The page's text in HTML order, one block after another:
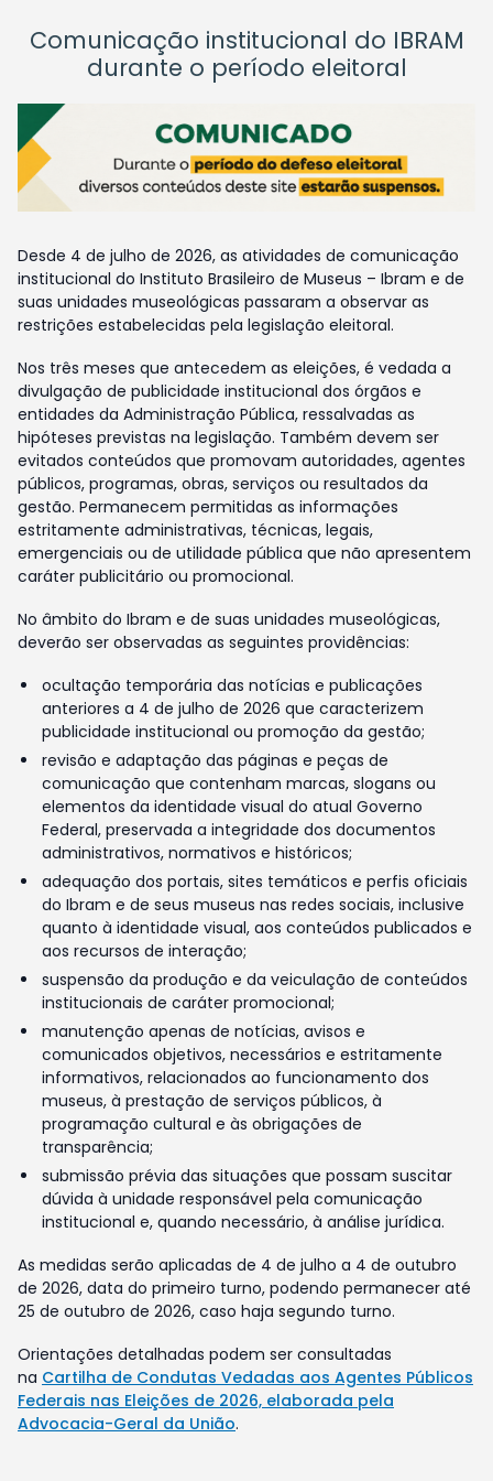
Comunicação institucional do IBRAM
durante o período eleitoral
Desde 4 de julho de 2026, as atividades de comunicação
institucional do Instituto Brasileiro de Museus – Ibram e de
suas unidades museológicas passaram a observar as
restrições estabelecidas pela legislação eleitoral.
Nos três meses que antecedem as eleições, é vedada a
divulgação de publicidade institucional dos órgãos e
entidades da Administração Pública, ressalvadas as
hipóteses previstas na legislação. Também devem ser
evitados conteúdos que promovam autoridades, agentes
públicos, programas, obras, serviços ou resultados da
gestão. Permanecem permitidas as informações
estritamente administrativas, técnicas, legais,
emergenciais ou de utilidade pública que não apresentem
caráter publicitário ou promocional.
No âmbito do Ibram e de suas unidades museológicas,
deverão ser observadas as seguintes providências:
ocultação temporária das notícias e publicações
anteriores a 4 de julho de 2026 que caracterizem
publicidade institucional ou promoção da gestão;
revisão e adaptação das páginas e peças de
comunicação que contenham marcas, slogans ou
elementos da identidade visual do atual Governo
Federal, preservada a integridade dos documentos
administrativos, normativos e históricos;
adequação dos portais, sites temáticos e perfis oficiais
do Ibram e de seus museus nas redes sociais, inclusive
quanto à identidade visual, aos conteúdos publicados e
aos recursos de interação;
suspensão da produção e da veiculação de conteúdos
institucionais de caráter promocional;
manutenção apenas de notícias, avisos e
comunicados objetivos, necessários e estritamente
informativos, relacionados ao funcionamento dos
museus, à prestação de serviços públicos, à
programação cultural e às obrigações de
transparência;
submissão prévia das situações que possam suscitar
dúvida à unidade responsável pela comunicação
institucional e, quando necessário, à análise jurídica.
As medidas serão aplicadas de 4 de julho a 4 de outubro
de 2026, data do primeiro turno, podendo permanecer até
25 de outubro de 2026, caso haja segundo turno.
Orientações detalhadas podem ser consultadas
na Cartilha de Condutas Vedadas aos Agentes Públicos
Federais nas Eleições de 2026, elaborada pela
Advocacia-Geral da União.